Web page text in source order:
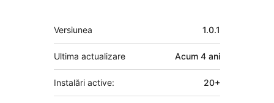
Meta
Versiunea 1.0.1
Ultima actualizare Acum 4 ani
Instalări active: 20+